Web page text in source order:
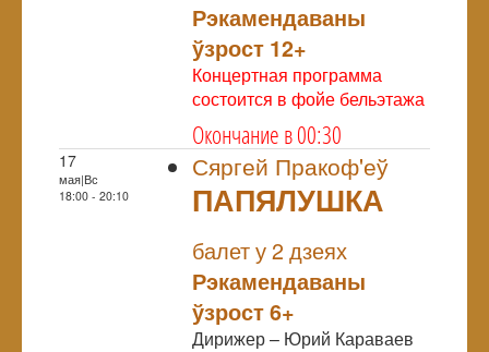
Рэкамендаваны
ўзрост 12+
Концертная программа
состоится в фойе бельэтажа
Окончание в 00:30
17
мая|Вс
18:00 - 20:10
Сяргей Пракоф'еў
ПАПЯЛУШКА
балет у 2 дзеях
Рэкамендаваны
ўзрост 6+
Дирижер – Юрий Караваев